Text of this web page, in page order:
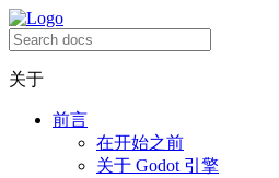
关于
前言
在开始之前
关于 Godot 引擎